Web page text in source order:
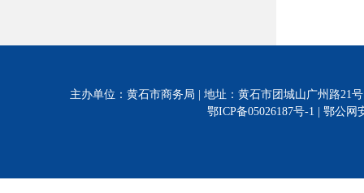
主办单位：黄石市商务局 | 地址：黄石市团城山广州路21号
鄂ICP备05026187号-1 | 鄂公网